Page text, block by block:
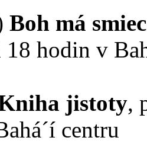
Boh má
hodin v
jistoty,
centru